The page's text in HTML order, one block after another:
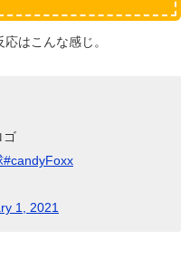
はこんな感じ。
ゴ
#candyFoxx
1, 2021